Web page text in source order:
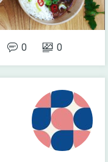
0 0